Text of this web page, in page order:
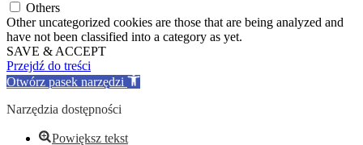
Others
Other uncategorized cookies are those that are being analyzed and
have not been classified into a category as yet.
SAVE & ACCEPT
Przejdź do treści
Otwórz pasek narzędzi
Narzędzia dostępności
Powiększ tekst